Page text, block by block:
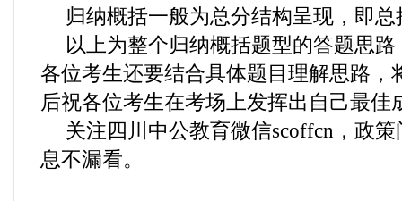
归纳概括一般为总分结构呈现，即
以上为整个归纳概括题型的答题思
各位考生还要结合具体题目理解思路，
后祝各位考生在考场上发挥出自己最佳
关注四川中公教育微信scoffcn，政
息不漏看。